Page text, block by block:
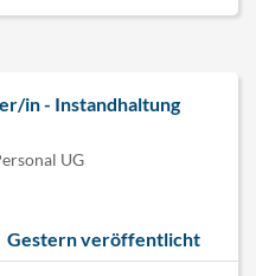
in - Instandhaltung
UG
Gestern veröffentlicht